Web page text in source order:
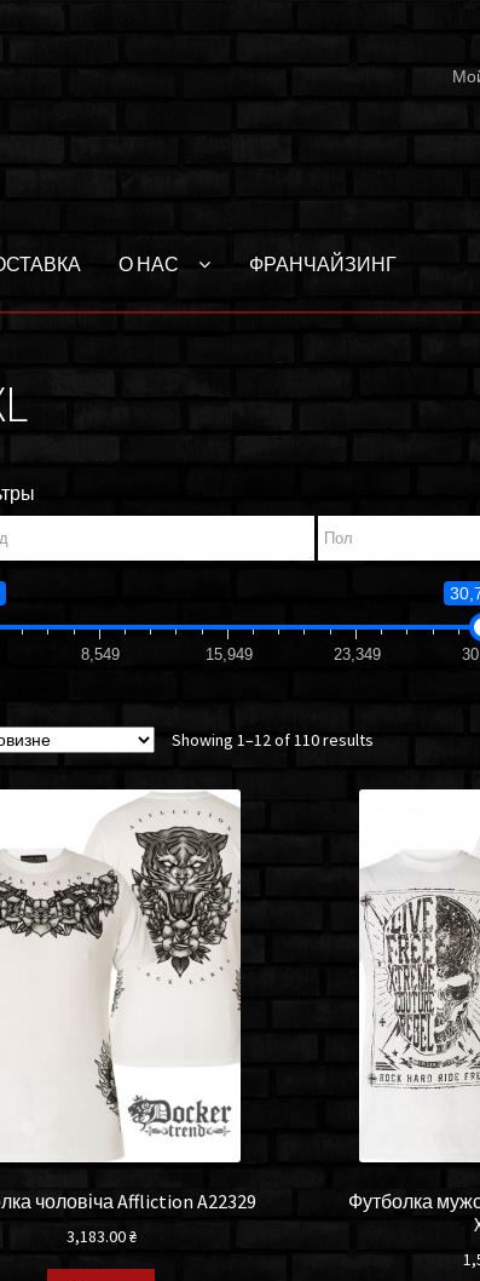
О НАС ФРАНЧАЙЗИНГ
8,549 15,949 23,349
Showing 1–12 of 110 results
чоловіча Affliction A22329
3,183.00₴
Футболка